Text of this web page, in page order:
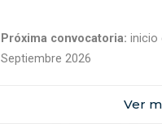
Próxima convocatoria: inicio
Septiembre 2026
Ver